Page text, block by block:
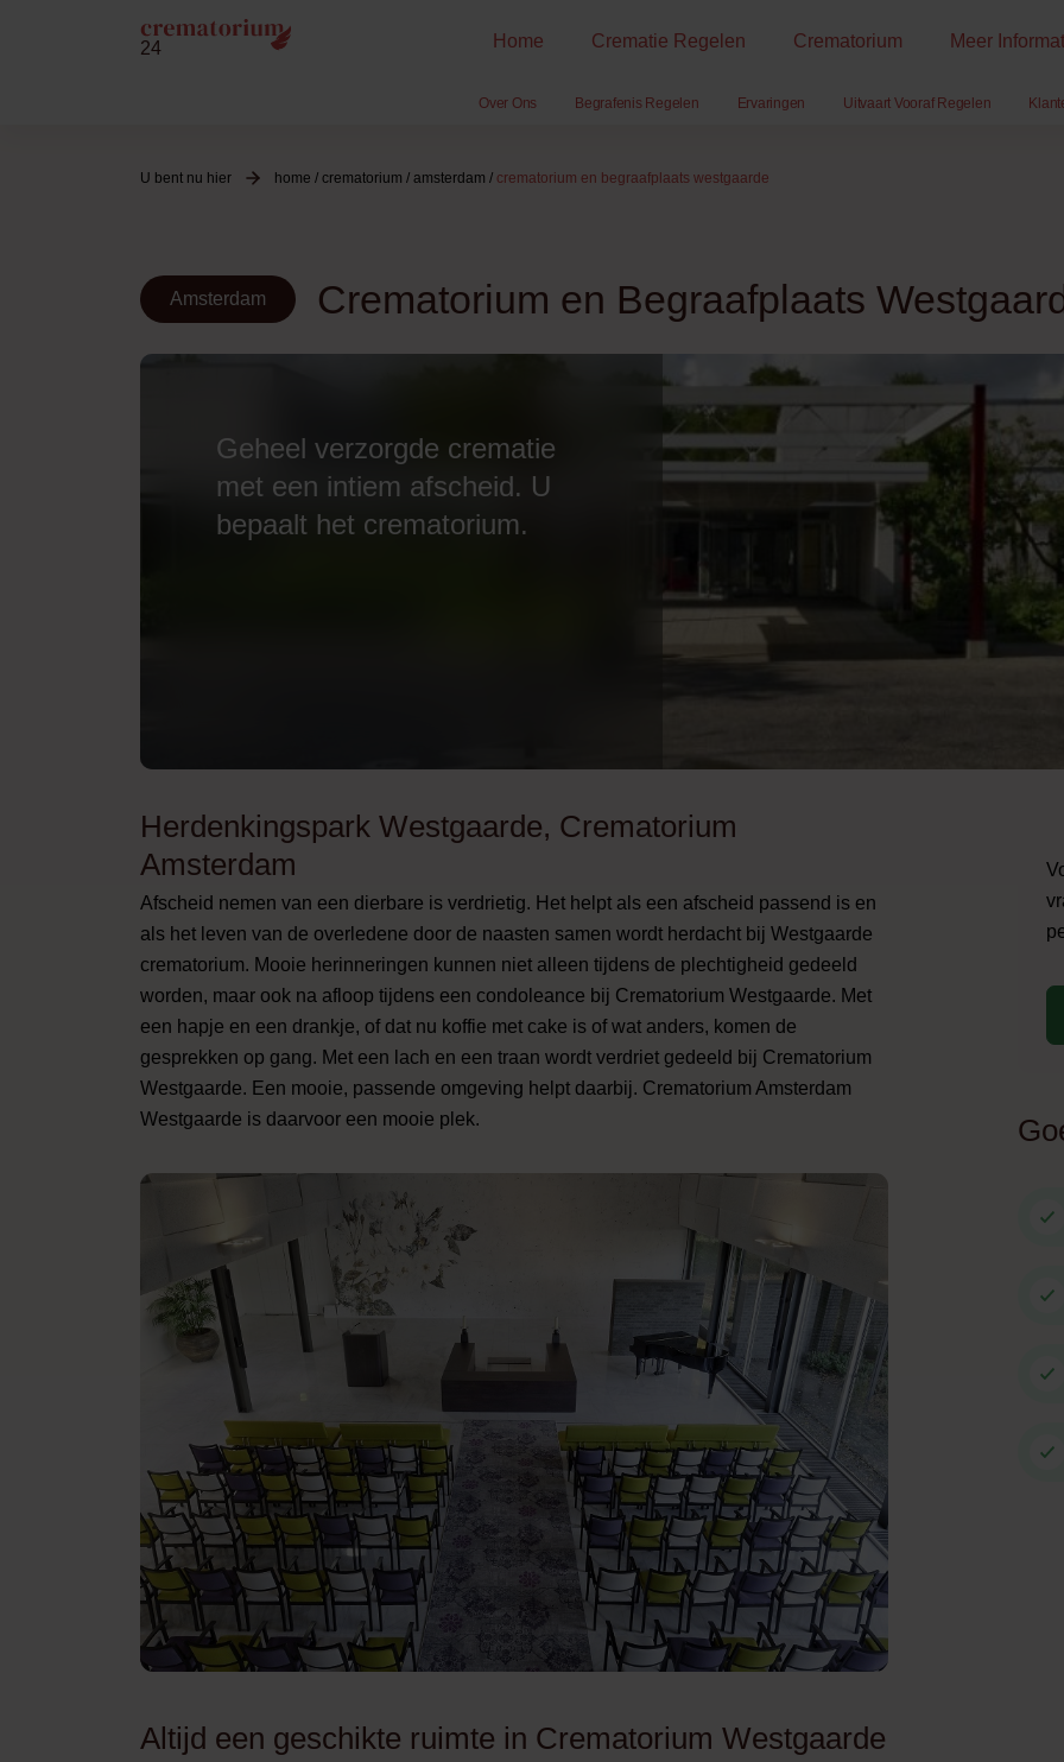
24 Home Crematie Regelen Crematorium Meer
Over Ons Begrafenis Regelen Ervaringen Uitvaart Vooraf Regelen
U bent nu hier home / crematorium / amsterdam / crematorium en begraafplaats westgaarde
Amsterdam Crematorium en Begraafplaats
Geheel verzorgde crematie
met een intiem afscheid. U
bepaalt het crematorium.
Herdenkingspark Westgaarde, Crematorium
Amsterdam
Afscheid nemen van een dierbare is verdrietig. Het helpt als een afscheid passend is en
als het leven van de overledene door de naasten samen wordt herdacht bij Westgaarde
crematorium. Mooie herinneringen kunnen niet alleen tijdens de plechtigheid gedeeld
worden, maar ook na afloop tijdens een condoleance bij Crematorium Westgaarde. Met
een hapje en een drankje, of dat nu koffie met cake is of wat anders, komen de
gesprekken op gang. Met een lach en een traan wordt verdriet gedeeld bij Crematorium
Westgaarde. Een mooie, passende omgeving helpt daarbij. Crematorium Amsterdam
Westgaarde is daarvoor een mooie plek.
Altijd een geschikte ruimte in Crematorium Westgaarde